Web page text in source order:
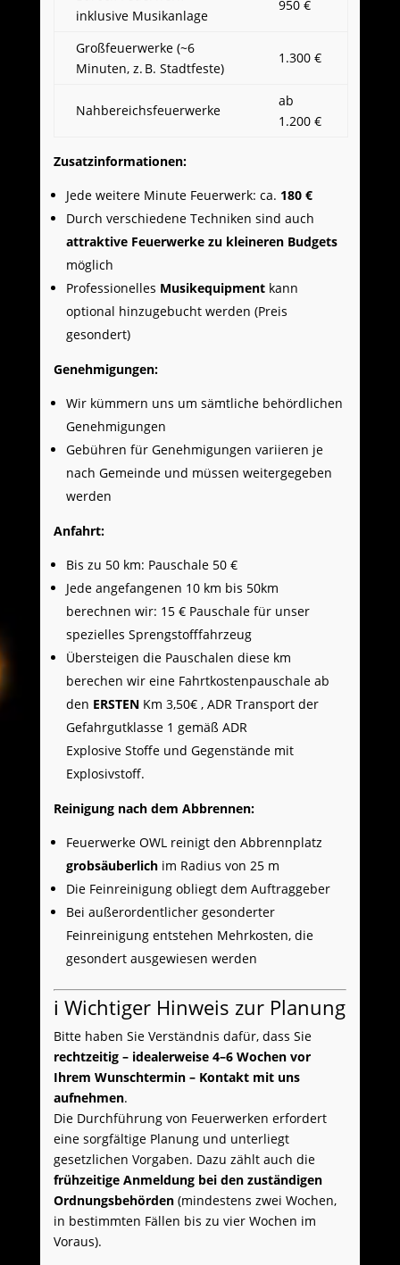
inklusive Musikanlage
950 €
Großfeuerwerke (~6
Minuten, z. B. Stadtfeste)
1.300 €
Nahbereichsfeuerwerke
ab
1.200 €
Zusatzinformationen:
Jede weitere Minute Feuerwerk: ca. 180 €
Durch verschiedene Techniken sind auch
attraktive Feuerwerke zu kleineren Budgets
möglich
Professionelles Musikequipmentkann
optional hinzugebucht werden (Preis
gesondert)
Genehmigungen:
Wir kümmern uns um sämtliche behördlichen
Genehmigungen
Gebühren für Genehmigungen variieren je
nach Gemeinde und müssen weitergegeben
werden
Anfahrt:
Bis zu 50 km: Pauschale 50 €
Jede angefangenen 10 km bis 50km
berechnen wir: 15 € Pauschale für unser
spezielles Sprengstofffahrzeug
Übersteigen die Pauschalen diese km
berechen wir eine Fahrtkostenpauschale ab
den ERSTENKm 3,50€ , ADR Transport der
Gefahrgutklasse 1 gemäß ADR
Explosive Stoffe und Gegenstände mit
Explosivstoff.
Reinigung nach dem Abbrennen:
Feuerwerke OWL reinigt den Abbrennplatz
grobsäuberlichim Radius von 25 m
Die Feinreinigung obliegt dem Auftraggeber
Bei außerordentlicher gesonderter
Feinreinigung entstehen Mehrkosten, die
gesondert ausgewiesen werden
ℹ️ Wichtiger Hinweis zur Planung
Bitte haben Sie Verständnis dafür, dass Sie
rechtzeitig – idealerweise 4–6 Wochen vor
Ihrem Wunschtermin – Kontakt mit uns
aufnehmen.
Die Durchführung von Feuerwerken erfordert
eine sorgfältige Planung und unterliegt
gesetzlichen Vorgaben. Dazu zählt auch die
frühzeitige Anmeldung bei den zuständigen
Ordnungsbehörden(mindestens zwei Wochen,
in bestimmten Fällen bis zu vier Wochen im
Voraus).